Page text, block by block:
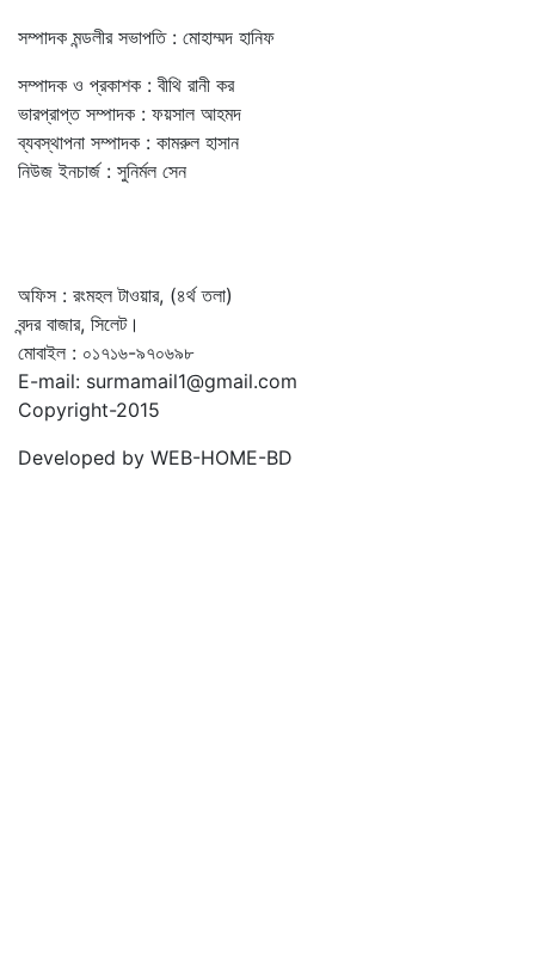
সম্পাদক মন্ডলীর সভাপতি : মোহাম্মদ হানিফ
সম্পাদক ও প্রকাশক : বীথি রানী কর
ভারপ্রাপ্ত সম্পাদক : ফয়সাল আহমদ
ব্যবস্থাপনা সম্পাদক : কামরুল হাসান
নিউজ ইনচার্জ : সুনির্মল সেন
অফিস : রংমহল টাওয়ার, (৪র্থ তলা)
বন্দর বাজার, সিলেট।
মোবাইল : ০১৭১৬-৯৭০৬৯৮
E-mail: surmamail1@gmail.com
Copyright-2015
Developed by WEB-HOME-BD